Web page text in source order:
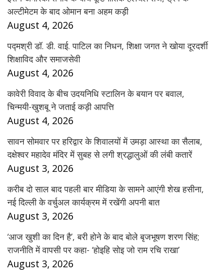
अल्टीमेटम के बाद ओमान बना अहम कड़ी
August 4, 2026
पद्मश्री डॉ. डी. वाई. पाटिल का निधन, शिक्षा जगत ने खोया दूरदर्शी
शिक्षाविद और समाजसेवी
August 4, 2026
कावेरी विवाद के बीच उदयनिधि स्टालिन के बयान पर बवाल,
चिन्मयी-खुशबू ने जताई कड़ी आपत्ति
August 4, 2026
सावन सोमवार पर हरिद्वार के शिवालयों में उमड़ा आस्था का सैलाब,
दक्षेश्वर महादेव मंदिर में सुबह से लगी श्रद्धालुओं की लंबी कतारें
August 3, 2026
करीब दो साल बाद पहली बार मीडिया के सामने आएंगी शेख हसीना,
नई दिल्ली के वर्चुअल कार्यक्रम में रखेंगी अपनी बात
August 3, 2026
‘आज खुशी का दिन है’, बरी होने के बाद बोले बृजभूषण शरण सिंह;
राजनीति में वापसी पर कहा- ‘होइहि सोइ जो राम रचि राखा’
August 3, 2026